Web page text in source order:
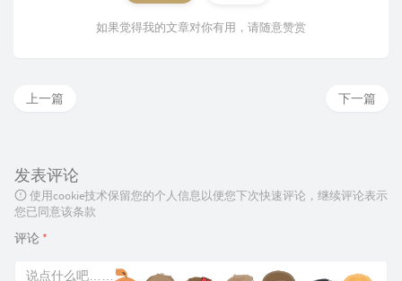
如果觉得我的文章对你有用，请随意赞赏
下一篇
上一篇
发表评论
使用cookie技术保留您的个人信息以便您下次快速评论，继续评论表示
您已同意该条款
评论 *